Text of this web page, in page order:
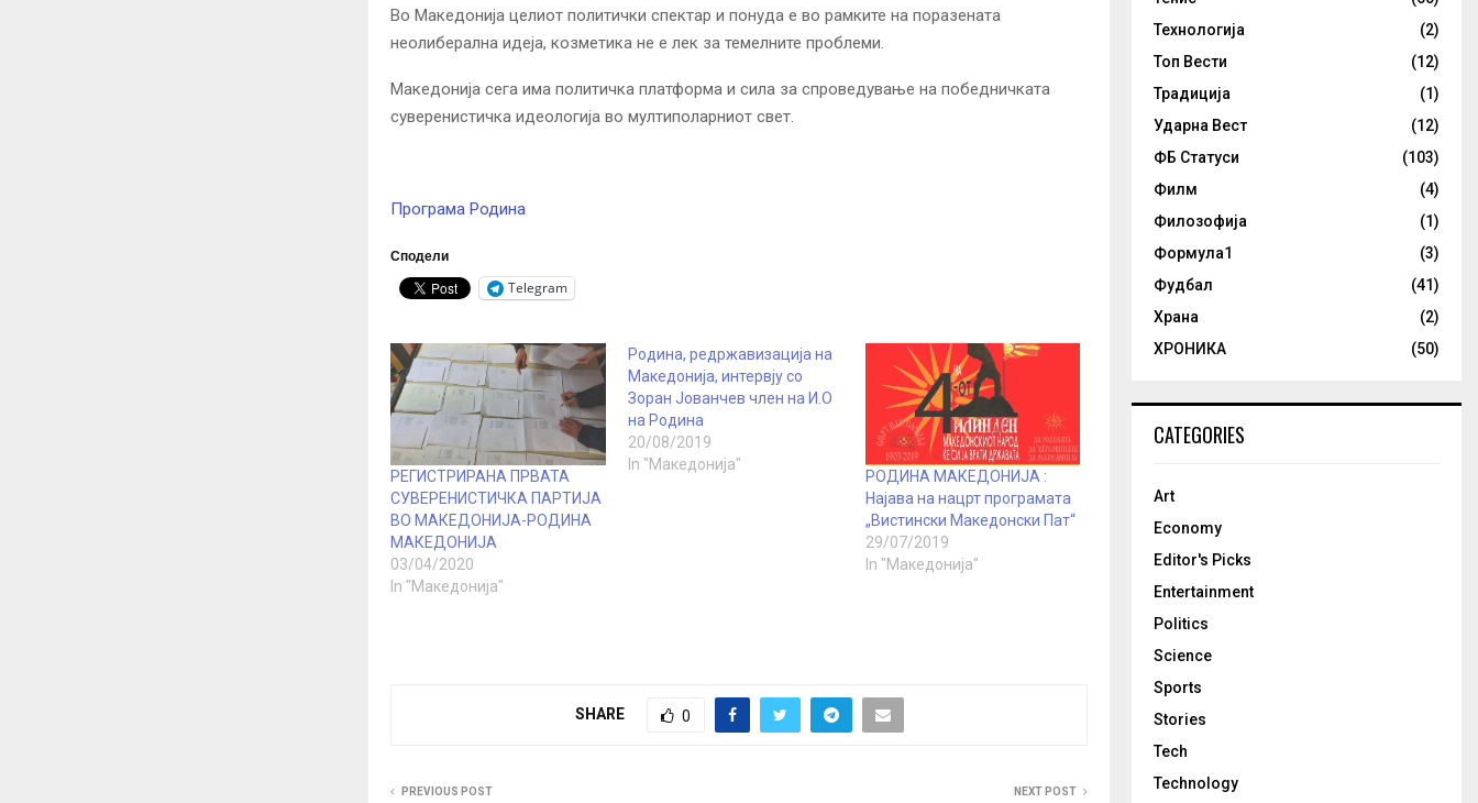
Во Македонија целиот политички спектар и понуда е во рамките на поразената
неолиберална идеја, козметика не е лек за темелните проблеми.
Македонија сега има политичка платформа и сила за спроведување на победничката
суверенистичка идеологија во мултиполарниот свет.
Програма Родина
Сподели
Telegram
РЕГИСТРИРАНА ПРВАТА
СУВЕРЕНИСТИЧКА ПАРТИЈА
ВО МАКЕДОНИЈА-РОДИНА
МАКЕДОНИЈА
03/04/2020
In "Македонија"
Родина, редржавизација на
Македонија, интервју со
Зоран Јованчев член на И.О
на Родина
20/08/2019
In "Македонија"
РОДИНА МАКЕДОНИЈА :
Најава на нацрт програмата
„Вистински Македонски Пат“
29/07/2019
In "Македонија"
SHARE 0
PREVIOUS POST NEXT POST
Технологија
(2)
Топ Вести
(12)
Традиција
(1)
Ударна Вест
(12)
ФБ Статуси
(103)
Филм
(4)
Филозофија
(1)
Формула1
(3)
Фудбал
(41)
Храна
(2)
ХРОНИКА
(50)
CATEGORIES
Art
Economy
Editor's Picks
Entertainment
Politics
Science
Sports
Stories
Tech
Technology